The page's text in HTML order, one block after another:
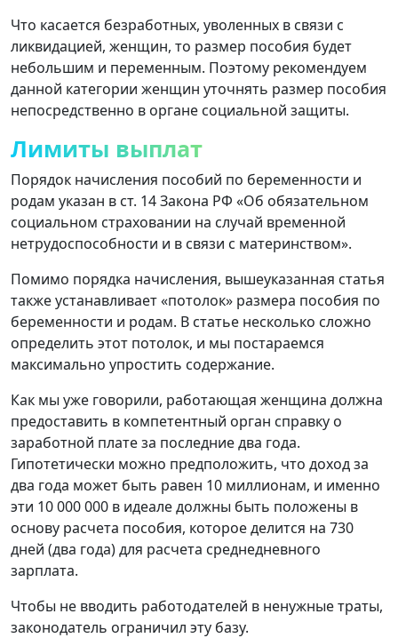
Что касается безработных, уволенных в связи с
ликвидацией, женщин, то размер пособия будет
небольшим и переменным. Поэтому рекомендуем
данной категории женщин уточнять размер пособия
непосредственно в органе социальной защиты.
Лимиты выплат
Порядок начисления пособий по беременности и
родам указан в ст. 14 Закона РФ «Об обязательном
социальном страховании на случай временной
нетрудоспособности и в связи с материнством».
Помимо порядка начисления, вышеуказанная статья
также устанавливает «потолок» размера пособия по
беременности и родам. В статье несколько сложно
определить этот потолок, и мы постараемся
максимально упростить содержание.
Как мы уже говорили, работающая женщина должна
предоставить в компетентный орган справку о
заработной плате за последние два года.
Гипотетически можно предположить, что доход за
два года может быть равен 10 миллионам, и именно
эти 10 000 000 в идеале должны быть положены в
основу расчета пособия, которое делится на 730
дней (два года) для расчета среднедневного
зарплата.
Чтобы не вводить работодателей в ненужные траты,
законодатель ограничил эту базу.